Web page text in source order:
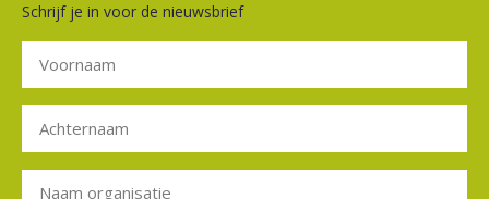
Schrijf je in voor de nieuwsbrief